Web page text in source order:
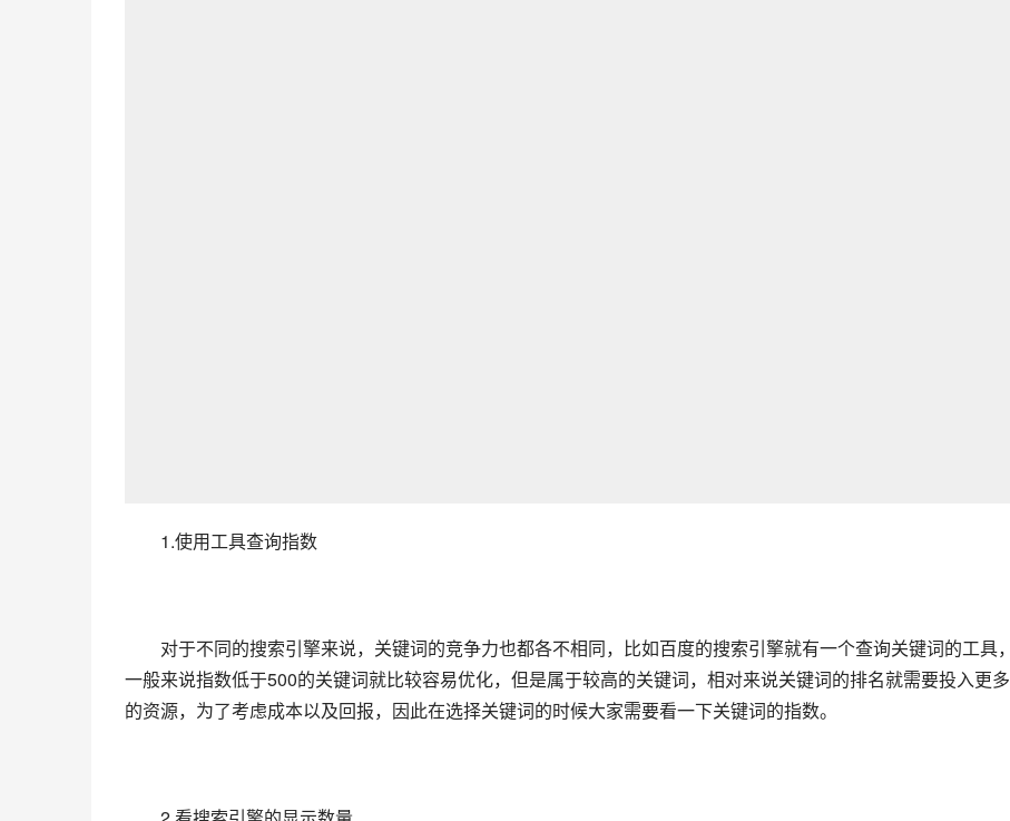
1.使用工具查询指数
对于不同的搜索引擎来说，关键词的竞争力也都各不相同，比如百度的搜索引擎就有一个查询关键词的工具，
一般来说指数低于500的关键词就比较容易优化，但是属于较高的关键词，相对来说关键词的排名就需要投入更多
的资源，为了考虑成本以及回报，因此在选择关键词的时候大家需要看一下关键词的指数。